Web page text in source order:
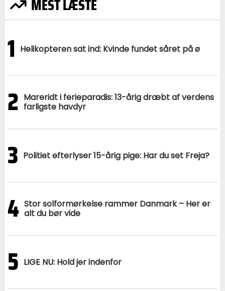
MEST LÆSTE
1 Helikopteren sat ind: Kvinde fundet såret på ø
2 Mareridt i ferieparadis: 13-årig dræbt af verdens
farligste havdyr
3 Politiet efterlyser 15-årig pige: Har du set Freja?
4 Stor solformørkelse rammer Danmark – Her er
alt du bør vide
5 LIGE NU: Hold jer indenfor